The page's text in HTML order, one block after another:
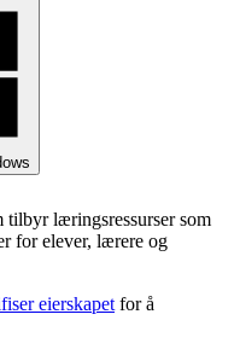
tilbyr læringsressurser som
for elever, lærere og
eierskapet for å